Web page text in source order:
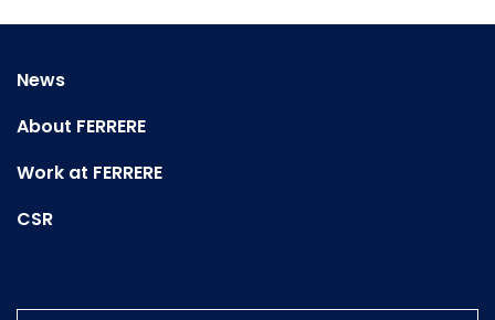
News
About FERRERE
Work at FERRERE
CSR